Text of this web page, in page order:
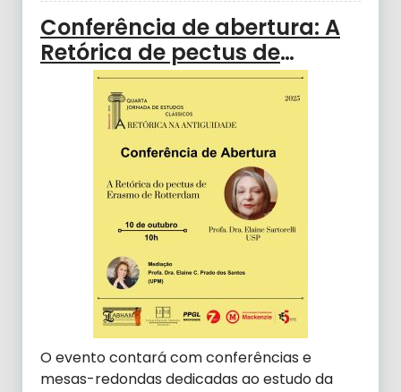
Conferência de abertura: A
Retórica de pectus de
Erasmo de Rotterdam
O evento contará com conferências e
mesas-redondas dedicadas ao estudo da